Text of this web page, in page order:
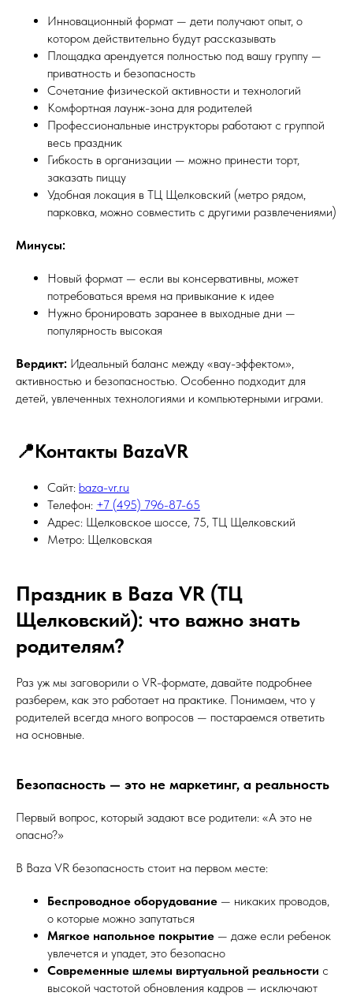
Инновационный формат — дети получают опыт, о
котором действительно будут рассказывать
Площадка арендуется полностью под вашу группу —
приватность и безопасность
Сочетание физической активности и технологий
Комфортная лаунж-зона для родителей
Профессиональные инструкторы работают с группой
весь праздник
Гибкость в организации — можно принести торт,
заказать пиццу
Удобная локация в ТЦ Щелковский (метро рядом,
парковка, можно совместить с другими развлечениями)
Минусы:
Новый формат — если вы консервативны, может
потребоваться время на привыкание к идее
Нужно бронировать заранее в выходные дни —
популярность высокая
Вердикт: Идеальный баланс между «вау-эффектом»,
активностью и безопасностью. Особенно подходит для
детей, увлеченных технологиями и компьютерными играми.
📍Контакты BazaVR
Сайт: baza-vr.ru
Телефон: +7 (495) 796-87-65
Адрес: Щелковское шоссе, 75, ТЦ Щелковский
Метро: Щелковская
Праздник в Baza VR (ТЦ
Щелковский): что важно знать
родителям?
Раз уж мы заговорили о VR-формате, давайте подробнее
разберем, как это работает на практике. Понимаем, что у
родителей всегда много вопросов — постараемся ответить
на основные.
Безопасность — это не маркетинг, а реальность
Первый вопрос, который задают все родители: «А это не
опасно?»
В Baza VR безопасность стоит на первом месте:
Беспроводное оборудование — никаких проводов,
о которые можно запутаться
Мягкое напольное покрытие — даже если ребенок
увлечется и упадет, это безопасно
Современные шлемы виртуальной реальности с
высокой частотой обновления кадров — исключают